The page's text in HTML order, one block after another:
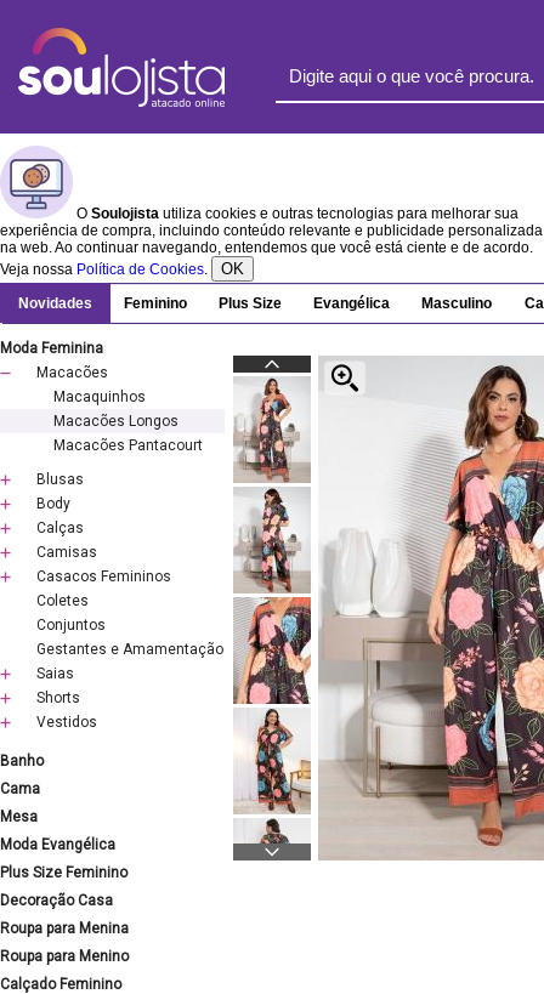
O Soulojista utiliza cookies e outras tecnologias para melhorar sua
experiência de compra, incluindo conteúdo relevante e publicidade personalizada
na web. Ao continuar navegando, entendemos que você está ciente e de acordo.
Veja nossa Política de Cookies. OK
Novidades Feminino Plus Size Evangélica Masculino
Moda Feminina
Macacões
Macaquinhos
Macacões Longos
Macacões Pantacourt
Blusas
Body
Calças
Camisas
Casacos Femininos
Coletes
Conjuntos
Gestantes e Amamentação
Saias
Shorts
Vestidos
Banho
Cama
Mesa
Moda Evangélica
Plus Size Feminino
Decoração Casa
Roupa para Menina
Roupa para Menino
Calçado Feminino